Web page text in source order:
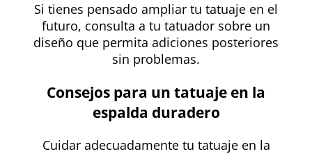
Si tienes pensado ampliar tu tatuaje en el
futuro, consulta a tu tatuador sobre un
diseño que permita adiciones posteriores
sin problemas.
Consejos para un tatuaje en la
espalda duradero
Cuidar adecuadamente tu tatuaje en la